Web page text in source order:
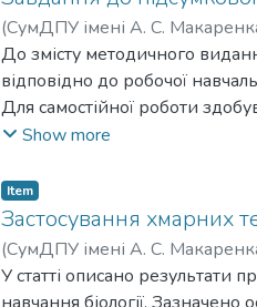
досягається шляхом впливу
протягом першого місяця, 7 -
уміння опиратися
(СумДПУ імені А. С.
Liudmyla Petrivna
До змісту методичного
відповідно до робочої
Для самостійної роботи
Show more
Item
Застосування хмарних
(СумДПУ імені А. С.
У статті описано результати